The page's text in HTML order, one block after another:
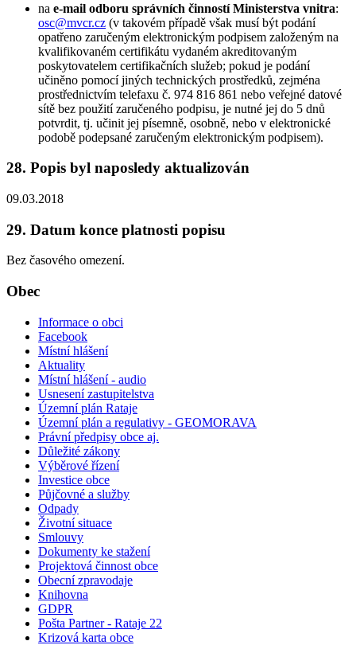
na e-mail odboru správních činností Ministerstva vnitra:
osc@mvcr.cz (v takovém případě však musí být podání
opatřeno zaručeným elektronickým podpisem založeným na
kvalifikovaném certifikátu vydaném akreditovaným
poskytovatelem certifikačních služeb; pokud je podání
učiněno pomocí jiných technických prostředků, zejména
prostřednictvím telefaxu č. 974 816 861 nebo veřejné datové
sítě bez použití zaručeného podpisu, je nutné jej do 5 dnů
potvrdit, tj. učinit jej písemně, osobně, nebo v elektronické
podobě podepsané zaručeným elektronickým podpisem).
28. Popis byl naposledy aktualizován
09.03.2018
29. Datum konce platnosti popisu
Bez časového omezení.
Obec
Informace o obci
Facebook
Místní hlášení
Aktuality
Místní hlášení - audio
Usnesení zastupitelstva
Územní plán Rataje
Územní plán a regulativy - GEOMORAVA
Právní předpisy obce aj.
Důležité zákony
Výběrové řízení
Investice obce
Půjčovné a služby
Odpady
Životní situace
Smlouvy
Dokumenty ke stažení
Projektová činnost obce
Obecní zpravodaje
Knihovna
GDPR
Pošta Partner - Rataje 22
Krizová karta obce